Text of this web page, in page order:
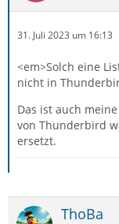
31. Juli 2023 um 16:13
<em>Solch eine
nicht in
Das ist auch
von Thunderbird
ersetzt.
ThoBa